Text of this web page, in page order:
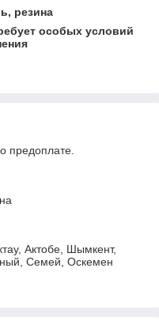
резина
особых условий
предоплате.
Актобе, Шымкент,
Семей, Оскемен